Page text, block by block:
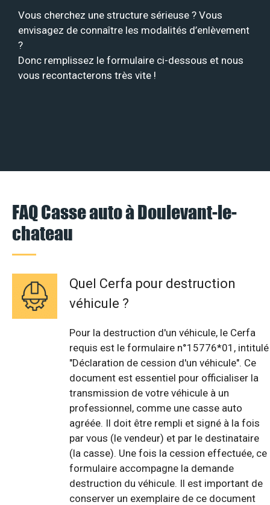
Vous cherchez une structure sérieuse ? Vous
envisagez de connaître les modalités d’enlèvement
?
Donc remplissez le formulaire ci-dessous et nous
vous recontacterons très vite !
FAQ Casse auto à Doulevant-le-
chateau
Quel Cerfa pour destruction
véhicule ?
Pour la destruction d'un véhicule, le Cerfa
requis est le formulaire n°15776*01, intitulé
"Déclaration de cession d'un véhicule". Ce
document est essentiel pour officialiser la
transmission de votre véhicule à un
professionnel, comme une casse auto
agréée. Il doit être rempli et signé à la fois
par vous (le vendeur) et par le destinataire
(la casse). Une fois la cession effectuée, ce
formulaire accompagne la demande
destruction du véhicule. Il est important de
conserver un exemplaire de ce document